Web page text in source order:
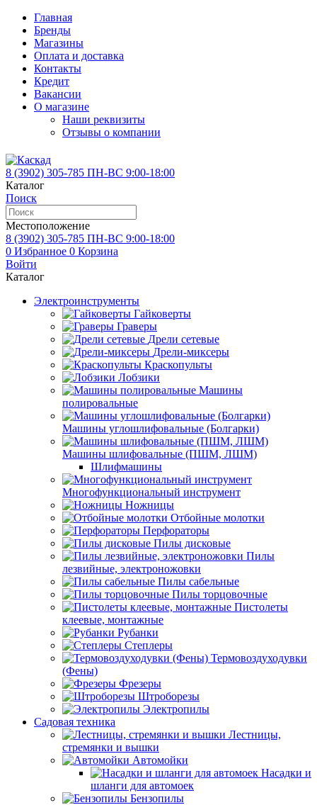
Главная
Бренды
Магазины
Оплата и доставка
Контакты
Кредит
Вакансии
О магазине
Наши реквизиты
Отзывы о компании
8 (3902) 305-785 ПН-ВС 9:00-18:00
Каталог
Поиск
Местоположение
8 (3902) 305-785 ПН-ВС 9:00-18:00
0 Избранное 0 Корзина
Войти
Каталог
Электроинструменты
Гайковерты
Граверы
Дрели сетевые
Дрели-миксеры
Краскопульты
Лобзики
Машины
полировальные
Машины углошлифовальные (Болгарки)
Машины шлифовальные (ПШМ, ЛШМ)
Шлифмашины
Многофункциональный инструмент
Ножницы
Отбойные молотки
Перфораторы
Пилы дисковые
Пилы
лезвийные, электроножовки
Пилы сабельные
Пилы торцовочные
Пистолеты
клеевые, монтажные
Рубанки
Степлеры
Термовоздуходувки
(Фены)
Фрезеры
Штроборезы
Электропилы
Садовая техника
Лестницы,
стремянки и вышки
Автомойки
Насадки и
шланги для автомоек
Бензопилы